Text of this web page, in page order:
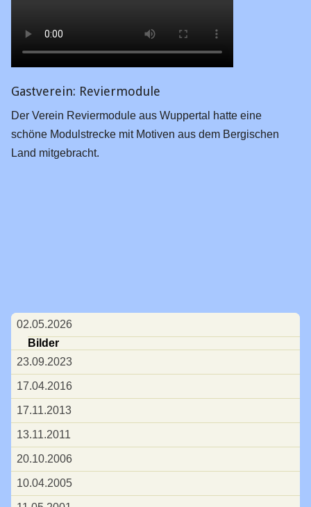
Gastverein: Reviermodule
Der Verein Reviermodule aus Wuppertal hatte eine
schöne Modulstrecke mit Motiven aus dem Bergischen
Land mitgebracht.
Navigation
überspringen
02.05.2026
Bilder
23.09.2023
17.04.2016
17.11.2013
13.11.2011
20.10.2006
10.04.2005